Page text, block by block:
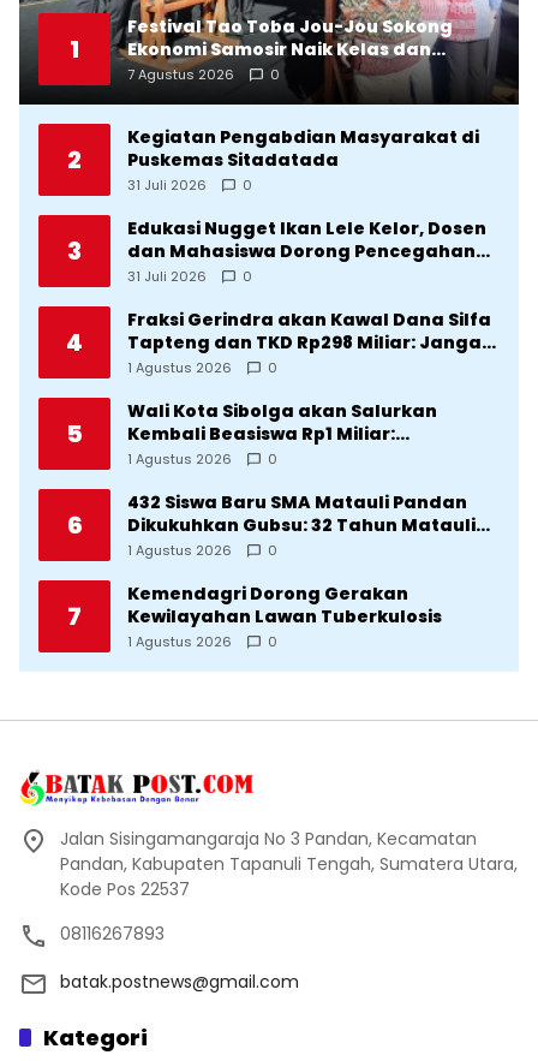
1
Festival Tao Toba Jou-Jou Sokong
Ekonomi Samosir Naik Kelas dan
Pariwisata Menjadi Sumber
Pertumbuhan Ekonomi Baru
7 Agustus 2026 0
2
Kegiatan Pengabdian Masyarakat di
Puskemas Sitadatada
31 Juli 2026 0
3
Edukasi Nugget Ikan Lele Kelor, Dosen
dan Mahasiswa Dorong Pencegahan
Stunting di Desa Silangkitang
31 Juli 2026 0
4
Fraksi Gerindra akan Kawal Dana Silfa
Tapteng dan TKD Rp298 Miliar: Jangan
Sampai Pekerjaan Pusat dan Provinsi
1 Agustus 2026 0
5
Wali Kota Sibolga akan Salurkan
Kembali Beasiswa Rp1 Miliar:
Diproritaskan Mahasiswa Korban
1 Agustus 2026 0
6
432 Siswa Baru SMA Matauli Pandan
Dikukuhkan Gubsu: 32 Tahun Matauli
Cetak SDM Unggul
1 Agustus 2026 0
7
Kemendagri Dorong Gerakan
Kewilayahan Lawan Tuberkulosis
1 Agustus 2026 0
Jalan Sisingamangaraja No 3 Pandan, Kecamatan
Pandan, Kabupaten Tapanuli Tengah, Sumatera Utara,
Kode Pos 22537
08116267893
batak.postnews@gmail.com
Kategori